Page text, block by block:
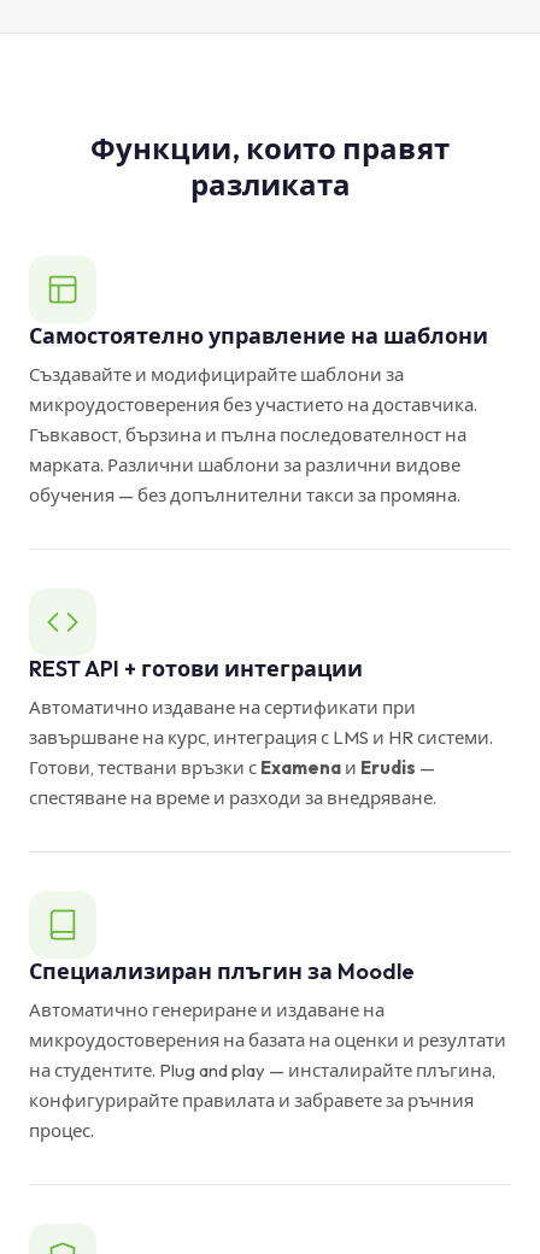
Функции, които правят
разликата
Самостоятелно управление на шаблони
Създавайте и модифицирайте шаблони за
микроудостоверения без участието на доставчика.
Гъвкавост, бързина и пълна последователност на
марката. Различни шаблони за различни видове
обучения — без допълнителни такси за промяна.
REST API + готови интеграции
Автоматично издаване на сертификати при
завършване на курс, интеграция с LMS и HR системи.
Готови, тествани връзки с Examena и Erudis —
спестяване на време и разходи за внедряване.
Специализиран плъгин за Moodle
Автоматично генериране и издаване на
микроудостоверения на базата на оценки и резултати
на студентите. Plug and play — инсталирайте плъгина,
конфигурирайте правилата и забравете за ръчния
процес.